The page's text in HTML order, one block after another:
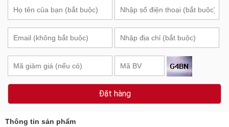
Đặt hàng
Thông tin sản phẩm